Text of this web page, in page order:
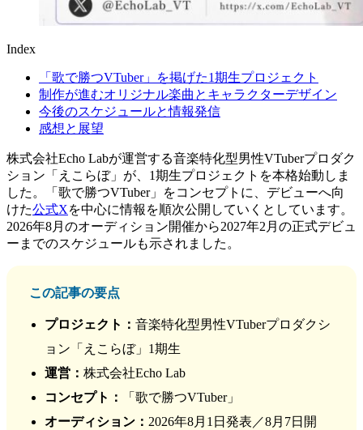
Index
「歌で勝つVTuber」を掲げた1期生プロジェクト
制作が進むオリジナル楽曲とキャラクターデザイン
今後のスケジュールと情報発信
感想と展望
株式会社Echo Labが運営する音楽特化型男性VTuberプロダク
ション「えこらぼ」が、1期生プロジェクトを本格始動しま
した。「歌で勝つVTuber」をコンセプトに、デビューへ向
けた公式Xを中心に情報を順次公開していくとしています。
2026年8月のオーディション開催から2027年2月の正式デビュ
ーまでのスケジュールも示されました。
この記事の要点
プロジェクト：音楽特化型男性VTuberプロダクシ
ョン「えこらぼ」1期生
運営：株式会社Echo Lab
コンセプト：
「歌で勝つVTuber」
オーディション： 2026年8月1日発表／8月7日開